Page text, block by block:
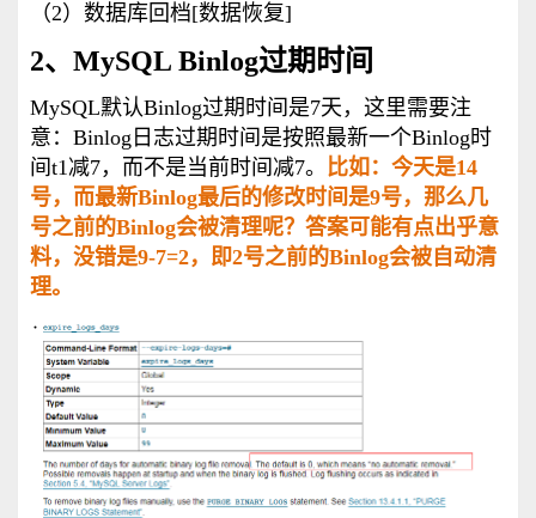
（2）数据库回档[数据恢复]
2、MySQL Binlog过期时间
MySQL默认Binlog过期时间是7天，这里需要注
意：Binlog日志过期时间是按照最新一个Binlog时
间t1减7，而不是当前时间减7。 比如：今天是14
号，而最新Binlog最后的修改时间是9号，那么几
号之前的Binlog会被清理呢？答案可能有点出乎意
料，没错是9-7=2，即2号之前的Binlog会被自动清
理。